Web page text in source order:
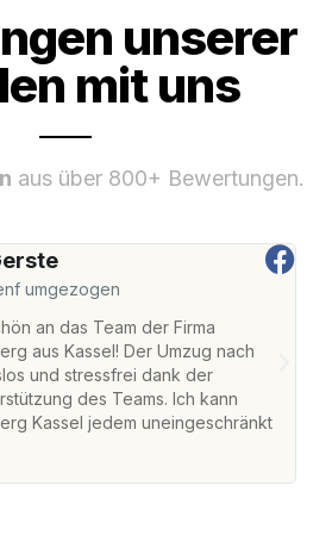
unserer
mit uns
aus über 800+ Bewertungen.
umgezogen
an das Team der Firma
aus Kassel! Der Umzug nach
und stressfrei dank der
des Teams. Ich kann
Kassel jedem uneingeschränkt